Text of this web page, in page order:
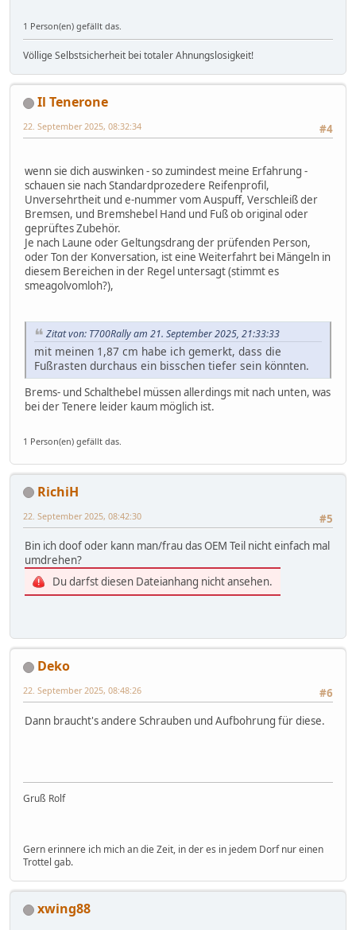
1 Person(en) gefällt das.
Völlige Selbstsicherheit bei totaler Ahnungslosigkeit!
Il Tenerone
#4
22. September 2025, 08:32:34
wenn sie dich auswinken - so zumindest meine Erfahrung -
schauen sie nach Standardprozedere Reifenprofil,
Unversehrtheit und e-nummer vom Auspuff, Verschleiß der
Bremsen, und Bremshebel Hand und Fuß ob original oder
geprüftes Zubehör.
Je nach Laune oder Geltungsdrang der prüfenden Person,
oder Ton der Konversation, ist eine Weiterfahrt bei Mängeln in
diesem Bereichen in der Regel untersagt (stimmt es
smeagolvomloh?),
Zitat von: T700Rally am 21. September 2025, 21:33:33
mit meinen 1,87 cm habe ich gemerkt, dass die
Fußrasten durchaus ein bisschen tiefer sein könnten.
Brems- und Schalthebel müssen allerdings mit nach unten, was
bei der Tenere leider kaum möglich ist.
1 Person(en) gefällt das.
RichiH
#5
22. September 2025, 08:42:30
Bin ich doof oder kann man/frau das OEM Teil nicht einfach mal
umdrehen?
Du darfst diesen Dateianhang nicht ansehen.
Deko
#6
22. September 2025, 08:48:26
Dann braucht's andere Schrauben und Aufbohrung für diese.
Gruß Rolf
Gern erinnere ich mich an die Zeit, in der es in jedem Dorf nur einen
Trottel gab.
xwing88